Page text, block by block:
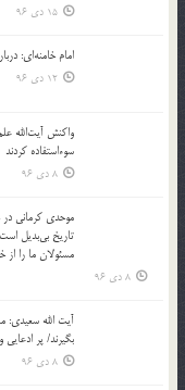
15 دی 96
امام خامنه‌ای:
12 دی 96
واکنش آیت‌الله
سوءاستفاده کردند
8 دی 96
موحدی کرمانی در
تاریخ بی‌بدیل
مسئولان ما را از
8 دی 96
آیت الله سعیدی:
بگیرند/ پر
8 دی 96